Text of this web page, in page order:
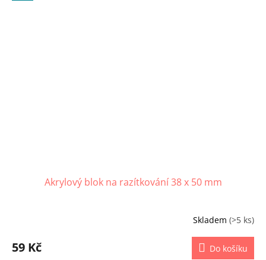
Akrylový blok na razítkování 38 x 50 mm
Skladem (>5 ks)
59 Kč Do košíku